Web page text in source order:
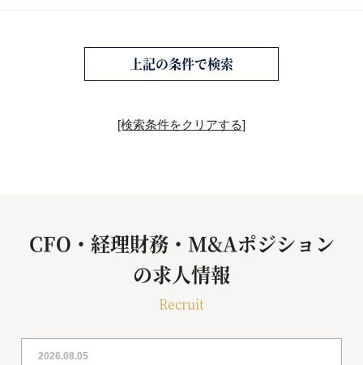
上記の条件で検索
[検索条件をクリアする]
CFO・経理財務・M&Aポジション
の求人情報
Recruit
2026.08.05